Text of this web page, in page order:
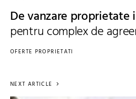
De vanzare proprietate
pentru complex de
OFERTE PROPRIETATI
NEXT ARTICLE